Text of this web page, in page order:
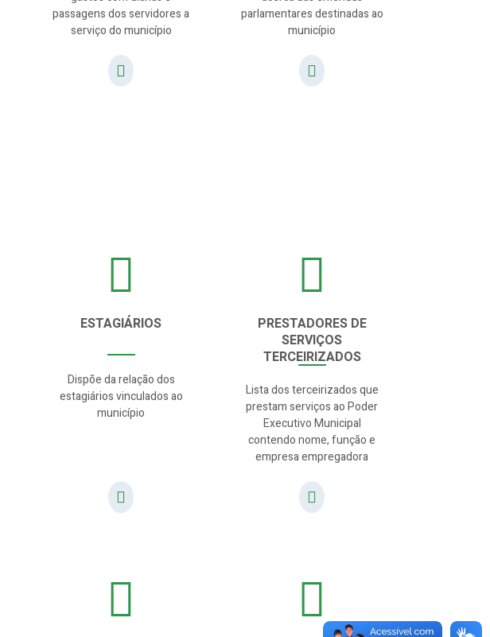
passagens dos servidores a
serviço do município
parlamentares destinadas ao
município
ESTAGIÁRIOS
Dispõe da relação dos
estagiários vinculados ao
município
PRESTADORES DE
SERVIÇOS
TERCEIRIZADOS
Lista dos terceirizados que
prestam serviços ao Poder
Executivo Municipal
contendo nome, função e
empresa empregadora